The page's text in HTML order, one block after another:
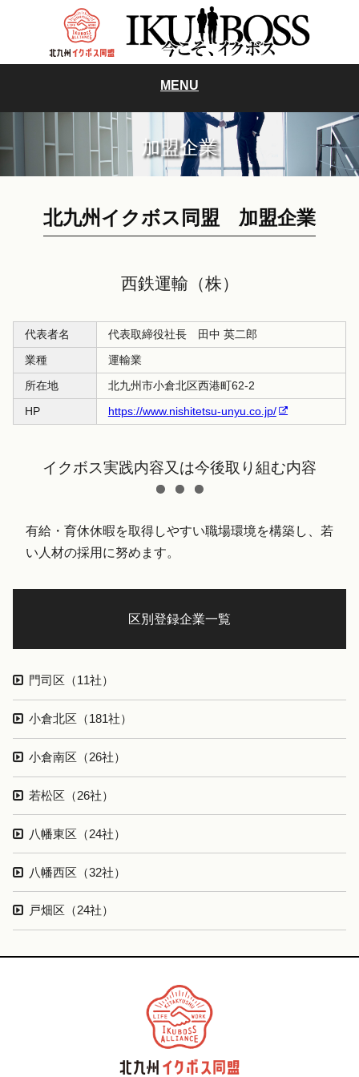
MENU
加盟企業
北九州イクボス同盟 加盟企業
西鉄運輸（株）
代表者名
代表取締役社長 田中 英二郎
業種
運輸業
所在地
北九州市小倉北区西港町62-2
HP
https://www.nishitetsu-unyu.co.jp/
イクボス実践内容又は今後取り組む内容
有給・育休休暇を取得しやすい職場環境を構築し、若
い人材の採用に努めます。
区別登録企業一覧
門司区（11社）
小倉北区（181社）
小倉南区（26社）
若松区（26社）
八幡東区（24社）
八幡西区（32社）
戸畑区（24社）